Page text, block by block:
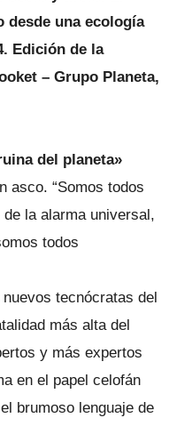
una ecología
Edición de la
– Grupo Planeta,
del planeta»
asco. “Somos todos
la alarma universal,
todos
tecnócratas del
más alta del
y más expertos
en el papel celofán
brumoso lenguaje de